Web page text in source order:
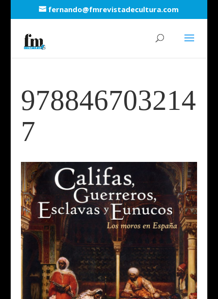
fernando@fmrevistadecultura.com
978846703214
7